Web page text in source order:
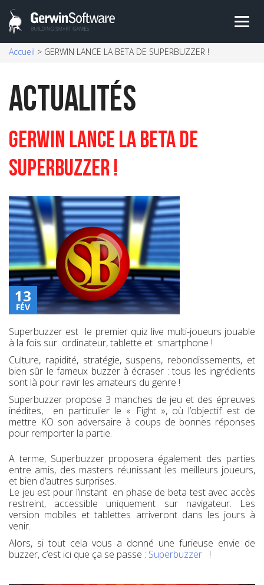
SkipAccueil > GERWIN LANCE LA BETA DE SUPERBUZZER !
Actualités
GERWIN LANCE LA BETA DE
SUPERBUZZER !
13
FÉV
Superbuzzer est le premier quiz live multi-joueurs jouable
à la fois sur ordinateur, tablette et smartphone !
Culture, rapidité, stratégie, suspens, rebondissements, et
bien sûr le fameux buzzer à écraser : tous les ingrédients
sont là pour ravir les amateurs du genre !
Superbuzzer propose 3 manches de jeu et des épreuves
inédites, en particulier le « Fight », où l’objectif est de
mettre KO son adversaire à coups de bonnes réponses
pour remporter la partie.
A terme, Superbuzzer proposera également des parties
entre amis, des masters réunissant les meilleurs joueurs,
et bien d‘autres surprises.
Le jeu est pour l’instant en phase de beta test avec accès
restreint, accessible uniquement sur navigateur. Les
version mobiles et tablettes arriveront dans les jours à
venir.
Alors, si tout cela vous a donné une furieuse envie de
buzzer, c’est ici que ça se passe : Superbuzzer !